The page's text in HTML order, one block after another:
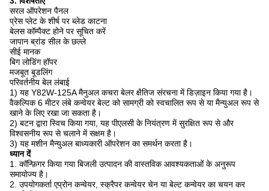
सरल ऑपरेशन पैनल
प्रेस प्लेट के शीर्ष पर ब्लेड काटना
बेलस कॉम्पैक्ट होने पर सूचित करें
जापान ब्रांड सील के छल्ले
सीई मानक
बिग लोडिंग हॉपर
मजबूत बूडलिंग
परिवर्तनीय बेल लंबाई
1) यह Y82W-125A मैनुअल कचरा बेलर क्षैतिज संरचना में डिज़ाइन किया गया है।
वैकल्पिक 6 मीटर लंबे कन्वेयर बेल्ट को सामग्री को स्वचालित रूप से या मैन्युअल रूप से
खाने के लिए रखा जा सकता है।
2) बटन द्वारा स्विच किया गया, यह पीएलसी के नियंत्रण में सुरक्षित रूप से और
विश्वसनीय रूप से चलाने में सक्षम है।
3) यह मशीन मैन्युअल बाध्यकारी ऑपरेशन का समर्थन करता है।
ध्यान दें
1. कॉन्फ़िगर किया गया बिजली उत्पादन की वास्तविक आवश्यकताओं के अनुरूप
समायोज्य है।
2. उपयोगकर्ता एप्रोन कन्वेयर, स्क्रैपर कन्वेयर चेन या बेल्ट कन्वेयर का चयन कर